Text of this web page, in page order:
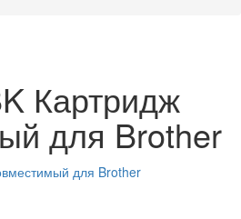
Картридж
для Brother